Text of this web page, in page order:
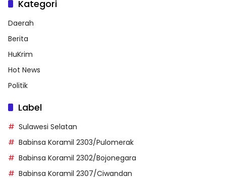
Kategori
Daerah
Berita
HuKrim
Hot News
Politik
Label
Sulawesi Selatan
Babinsa Koramil 2303/Pulomerak
Babinsa Koramil 2302/Bojonegara
Babinsa Koramil 2307/Ciwandan